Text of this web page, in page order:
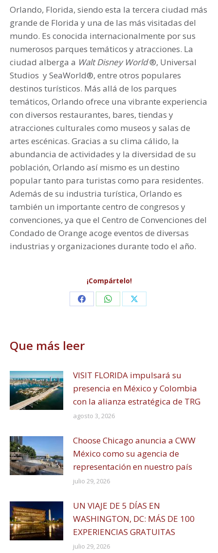
Orlando, Florida, siendo esta la tercera ciudad más
grande de Florida y una de las más visitadas del
mundo. Es conocida internacionalmente por sus
numerosos parques temáticos y atracciones. La
ciudad alberga a Walt Disney World®, Universal
Studios y SeaWorld®, entre otros populares
destinos turísticos. Más allá de los parques
temáticos, Orlando ofrece una vibrante experiencia
con diversos restaurantes, bares, tiendas y
atracciones culturales como museos y salas de
artes escénicas. Gracias a su clima cálido, la
abundancia de actividades y la diversidad de su
población, Orlando así mismo es un destino
popular tanto para turistas como para residentes.
Además de su industria turística, Orlando es
también un importante centro de congresos y
convenciones, ya que el Centro de Convenciones del
Condado de Orange acoge eventos de diversas
industrias y organizaciones durante todo el año.
¡Compártelo!
Share Share Share
Que más leer
VISIT FLORIDA impulsará su
presencia en México y Colombia
con la alianza estratégica de TRG
agosto 3, 2026
Choose Chicago anuncia a CWW
México como su agencia de
representación en nuestro país
julio 29, 2026
UN VIAJE DE 5 DÍAS EN
WASHINGTON, DC: MÁS DE 100
EXPERIENCIAS GRATUITAS
julio 29, 2026